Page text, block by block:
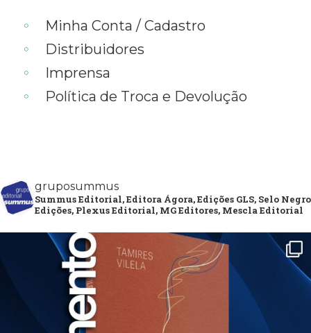
Minha Conta / Cadastro
Distribuidores
Imprensa
Política de Troca e Devolução
gruposummus
Summus Editorial, Editora Ágora, Edições GLS, Selo Negro
Edições, Plexus Editorial, MG Editores, Mescla Editorial